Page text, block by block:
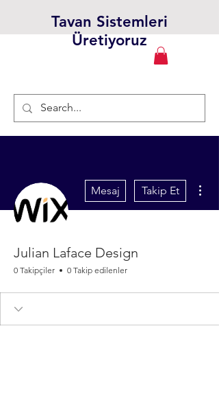
Tavan Sistemleri
Üretiyoruz
Mesaj Takip Et
Julian Laface Design
0 Takipçiler 0 Takip edilenler